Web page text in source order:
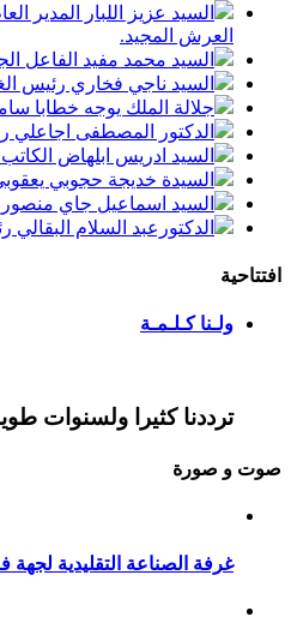
السيد عزيز اللبار المدير
العرش المجيد.
السيد محمد مفيد الفاعل
السيد ناجي فخاري رئيس الغرفة
جلالة الملك يوجه خطابا
الدكتور المصطفى اجاعلي
السيد ادريس ابلهاض
السيدة خديجة حجوبي
السيد اسماعيل جاي
الدكتورعبد السلام
افتتاحية
ولـنا كـلـمـة
ترددنا كثيرا ولسنوات
صوت و صورة
غرفة الصناعة التقليدية